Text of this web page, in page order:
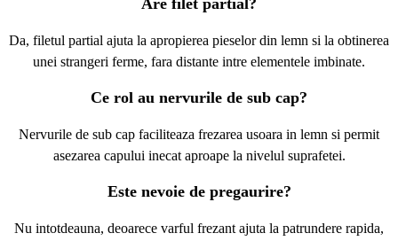
Are filet partial?
Da, filetul partial ajuta la apropierea pieselor din lemn si la obtinerea
unei strangeri ferme, fara distante intre elementele imbinate.
Ce rol au nervurile de sub cap?
Nervurile de sub cap faciliteaza frezarea usoara in lemn si permit
asezarea capului inecat aproape la nivelul suprafetei.
Este nevoie de pregaurire?
Nu intotdeauna, deoarece varful frezant ajuta la patrundere rapida,